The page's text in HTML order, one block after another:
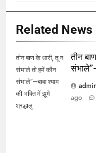
Related News
तीन बाण के धारी, तू न
संभाले तो हमें कौन
संभाले”—बाबा श्याम
की भक्ति में झूमे
श्रद्धालु
तीन
ago